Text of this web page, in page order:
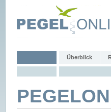
Überblick